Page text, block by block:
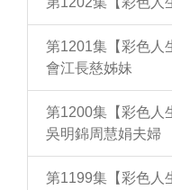
第1201集【彩色人
會江長慈姊妹
第1200集【彩色人
吳明錦周慧娟夫婦
第1199集【彩色人